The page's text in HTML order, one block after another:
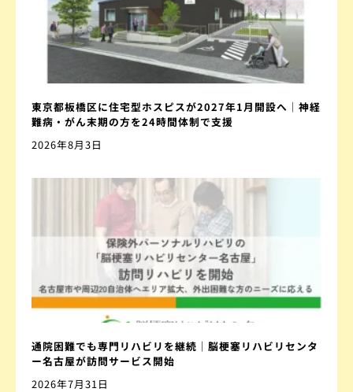
東京都板橋区に住宅型ホスピスが2027年1月開設へ｜神経
難病・がん末期の方を24時間体制で支援
2026年8月3日
通院困難でも専門リハビリを継続｜脳梗塞リハビリセンタ
ー名古屋が訪問サービス開始
2026年7月31日